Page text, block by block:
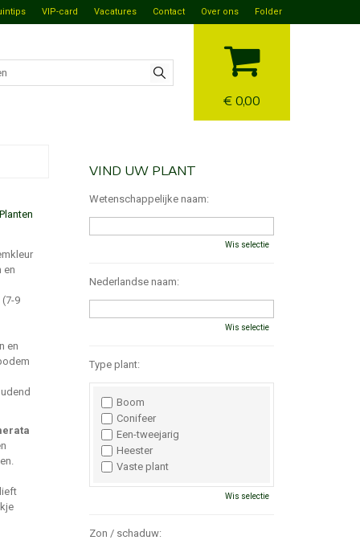
€ 0,00
VIP-card Vacatures Contact Over ons Folder
en
9
en
VIND UW PLANT
Wetenschappelijke naam:
Wis selectie
Nederlandse naam:
Wis selectie
Type plant:
Boom
Conifeer
Een-tweejarig
Heester
Vaste plant
Wis selectie
Zon / schaduw: